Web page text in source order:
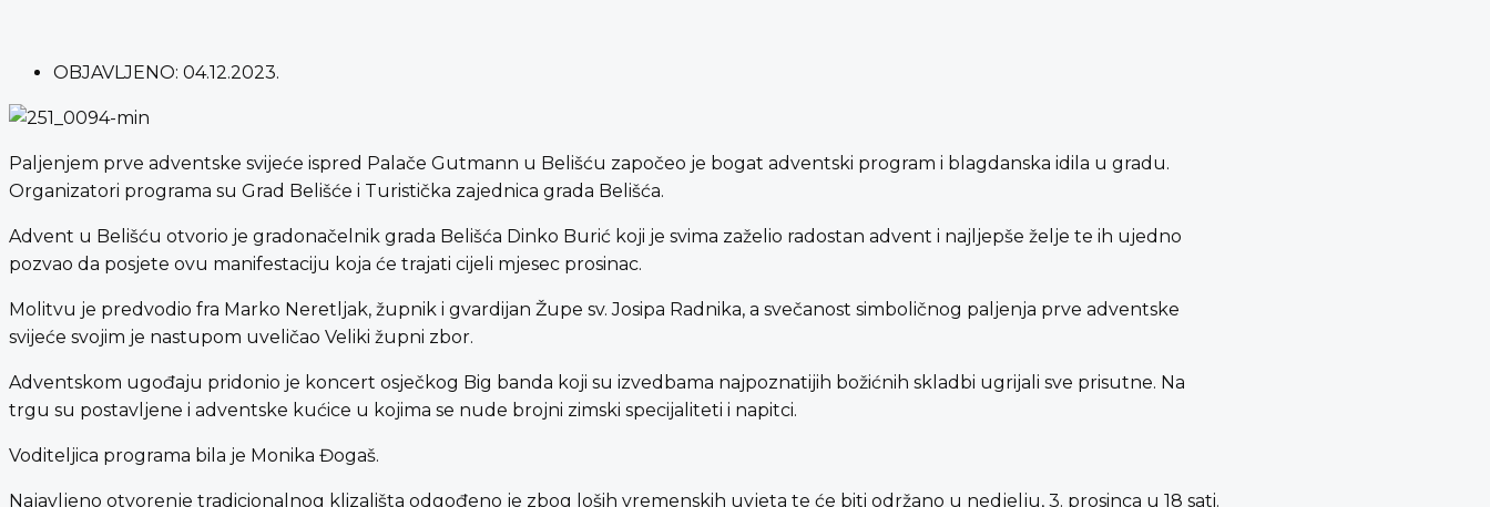
OBJAVLJENO: 04.12.2023.
Paljenjem prve adventske svijeće ispred Palače Gutmann u Belišću započeo je bogat adventski program i blagdanska idila u gradu.
Organizatori programa su Grad Belišće i Turistička zajednica grada Belišća.
Advent u Belišću otvorio je gradonačelnik grada Belišća Dinko Burić koji je svima zaželio radostan advent i najljepše želje te ih ujedno
pozvao da posjete ovu manifestaciju koja će trajati cijeli mjesec prosinac.
Molitvu je predvodio fra Marko Neretljak, župnik i gvardijan Župe sv. Josipa Radnika, a svečanost simboličnog paljenja prve adventske
svijeće svojim je nastupom uveličao Veliki župni zbor.
Adventskom ugođaju pridonio je koncert osječkog Big banda koji su izvedbama najpoznatijih božićnih skladbi ugrijali sve prisutne. Na
trgu su postavljene i adventske kućice u kojima se nude brojni zimski specijaliteti i napitci.
Voditeljica programa bila je Monika Đogaš.
Najavljeno otvorenje tradicionalnog klizališta odgođeno je zbog loših vremenskih uvjeta te će biti održano u nedjelju, 3. prosinca u 18 sati.